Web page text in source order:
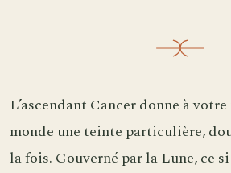
L’ascendant Cancer donne à
monde une teinte particulière,
la fois. Gouverné par la Lune, ce